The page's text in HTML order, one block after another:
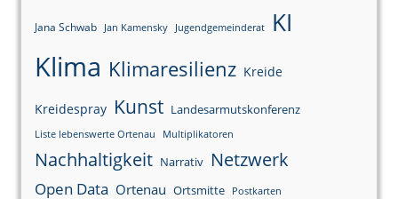
Jana Schwab Jan Kamensky Jugendgemeinderat KI
Klima Klimaresilienz Kreide
Kreidespray Kunst Landesarmutskonferenz
Liste lebenswerte Ortenau Multiplikatoren
Nachhaltigkeit Narrativ Netzwerk
Open Data Ortenau Ortsmitte Postkarten